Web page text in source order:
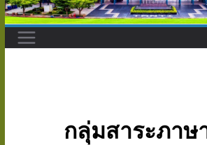
กลุ่มสาระภาษ